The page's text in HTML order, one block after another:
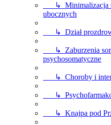
↳ Minimalizacja
ubocznych
↳ Dział
↳ Zaburzenia
psychosomatyczne
↳ Choroby i
↳
↳ Knajpa pod